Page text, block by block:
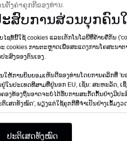
pneumatic ທີ່ສົມບູນແບບ, ອອກແບ
paneling, pallets, ແລ
ານດໍາເນີນງານຕໍ່ໄປອີກແລ້ວລະຫວ່
ນມີສໍາລັບການນໍາໃຊ້ມຸງແລະພື້ນເຮື
ນຕັ້ງຄ່າຄຸກກີຂອງທ່ານ.
ສົບການສ່ວນບຸກຄົນ
ໄຊທ໌ນີ້ໃຊ້ cookies ແລະເຕັກໂນໂລຢີທີ່ຄ້າຍຄືກັນ
cookies ການຕະຫຼາດເພື່ອສະແດງການໂຄສະນ
ະສົງຂອງຕົນເອງ.
ໃຫ້ການຍິນຍອມເຫັນດີຂອງທ່ານໂດຍການຄລິກທີ່ '
ໃນປະເທດທີສາມທີ່ຢູ່ນອກ EU, ເຊັ່ນ: ສະຫະລັດ, ເ
ອງທ້ອງຖິ່ນອາດຈະບໍ່ໄດ້ຮັບການສະກັດກັ້ນຢ່າງມີປ
ຕິເສດທັງໝົດ', ພຽງແຕ່ໃຊ້ຄຸກກີທີ່ຈໍາເປັນຢ່າງເຂັ້ມງວ
ປະຕິເສດທັງໝົດ